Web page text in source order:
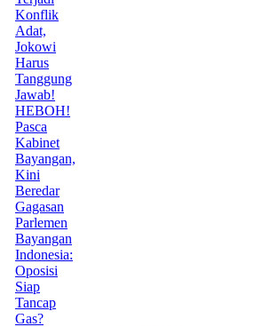
Konflik
Adat,
Jokowi
Harus
Tanggung
Jawab!
HEBOH!
Pasca
Kabinet
Bayangan,
Kini
Beredar
Gagasan
Parlemen
Bayangan
Indonesia:
Oposisi
Siap
Tancap
Gas?